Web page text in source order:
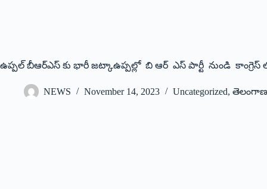
ఉప్పల్ బీఆర్ఎస్ కు భారీ జట్కాఉప్పల్లో బి ఆర్ ఎస్ పార్టీ నుండి కాంగ్రెస్
NEWS November 14, 2023 Uncategorized, తెలంగాణ